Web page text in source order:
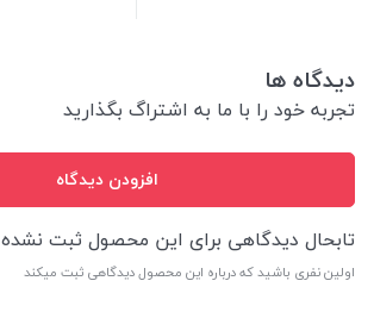
دیدگاه ها
تجربه خود را با ما به اشتراگ بگذارید
افزودن دیدگاه
تابحال دیدگاهی برای این محصول ثبت نشده
اولین نفری باشید که درباره این محصول دیدگاهی ثبت میکند